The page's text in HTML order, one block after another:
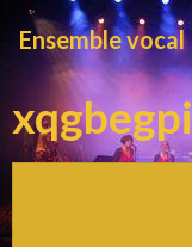
Ensemble vocal
xqgbegpi